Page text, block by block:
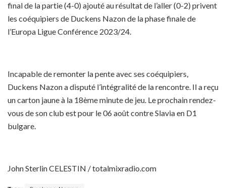
final de la partie (4-0) ajouté au résultat de l’aller (0-2) privent
les coéquipiers de Duckens Nazon de la phase finale de
l’Europa Ligue Conférence 2023/24.
Incapable de remonter la pente avec ses coéquipiers,
Duckens Nazon a disputé l’intégralité de la rencontre. Il a reçu
un carton jaune à la 18ème minute de jeu. Le prochain rendez-
vous de son club est pour le 06 août contre Slavia en D1
bulgare.
John Sterlin CELESTIN / totalmixradio.com